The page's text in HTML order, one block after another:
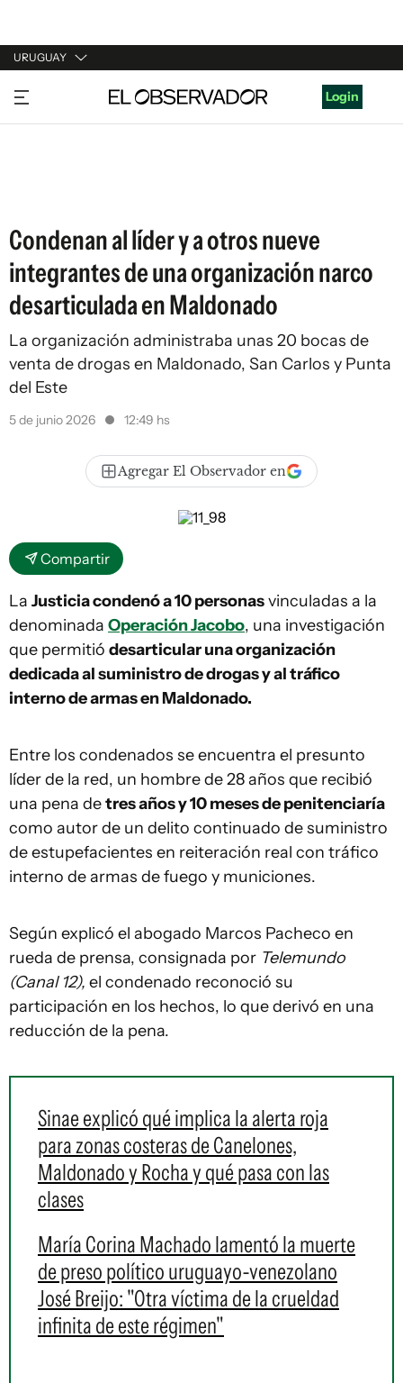
URUGUAY
URUGUAY
ARGENTINA
Login
Condenan al líder y a otros nueve
integrantes de una organización narco
desarticulada en Maldonado
La organización administraba unas 20 bocas de
venta de drogas en Maldonado, San Carlos y Punta
del Este
5 de junio 2026 12:49 hs
Agregar El Observador en
Compartir
La Justicia condenó a 10 personasvinculadas a la
denominada Operación Jacobo, una investigación
que permitió desarticular una organización
dedicada al suministro de drogas y al tráfico
interno de armas en Maldonado.
Entre los condenados se encuentra el presunto
líder de la red, un hombre de 28 años que recibió
una pena detres años y 10 meses de penitenciaría
como autor de un delito continuado de suministro
de estupefacientes en reiteración real con tráfico
interno de armas de fuego y municiones.
Según explicó el abogado Marcos Pacheco en
rueda de prensa, consignada por Telemundo
(Canal 12), el condenado reconoció su
participación en los hechos, lo que derivó en una
reducción de la pena.
Sinae explicó qué implica la alerta roja
para zonas costeras de Canelones,
Maldonado y Rocha y qué pasa con las
clases
María Corina Machado lamentó la muerte
de preso político uruguayo-venezolano
José Breijo: "Otra víctima de la crueldad
infinita de este régimen"